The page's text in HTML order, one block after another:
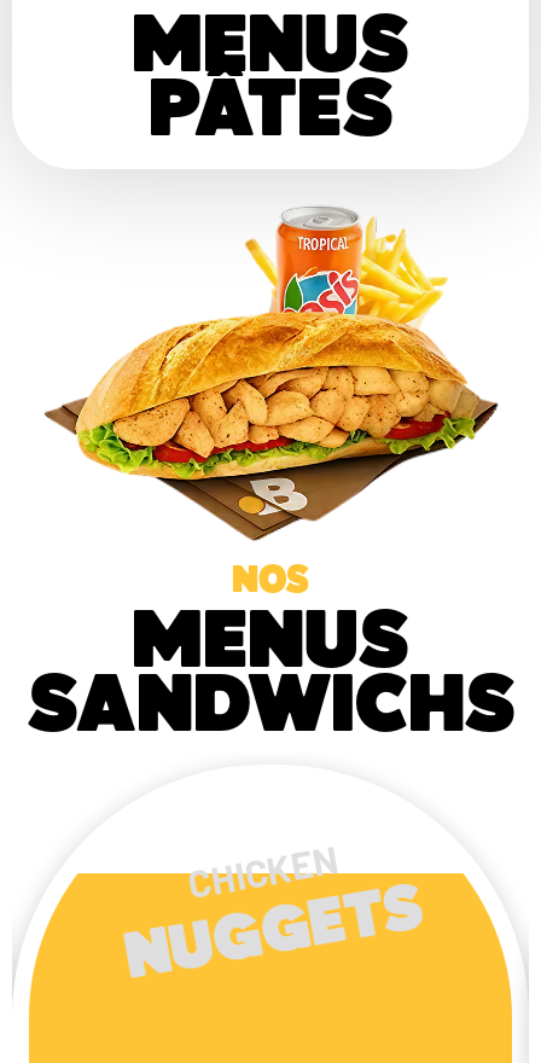
MENUS
PÂTES
NOS
MENUS
SANDWICHS
ONION
RINGS